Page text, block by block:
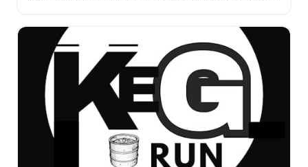
で、刑務所の名残も非常に印象的で…